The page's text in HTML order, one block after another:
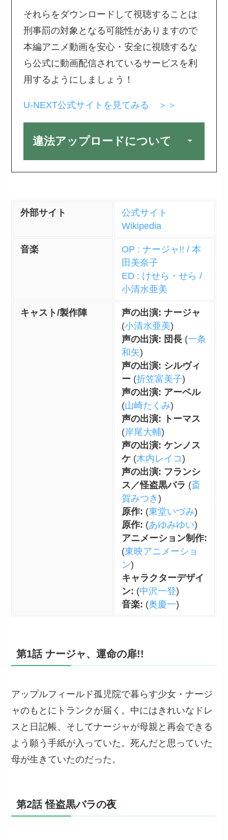
それらをダウンロードして視聴することは
刑事罰の対象となる可能性がありますので
本編アニメ動画を安心・安全に視聴するな
ら公式に動画配信されているサービスを利
用するようにしましょう！
U-NEXT公式サイトを見てみる ＞＞
違法アップロードについて
外部サイト
公式サイト
Wikipedia
音楽
OP : ナージャ!! / 本
田美奈子
ED : けせら・せら /
小清水亜美
キャスト/製作陣
声の出演: ナージャ
(小清水亜美)
声の出演: 団長(一条
和矢)
声の出演: シルヴィ
ー (折笠富美子)
声の出演: アーベル
(山崎たくみ)
声の出演: トーマス
(岸尾大輔)
声の出演: ケンノス
ケ(木内レイコ)
声の出演: フランシ
ス／怪盗黒バラ (斎
賀みつき )
原作: (東堂いづみ)
原作: (あゆみゆい)
アニメーション制作:
(東映アニメーショ
ン)
キャラクターデザイ
ン: (中沢一登)
音楽: (奥慶一)
第1話 ナージャ、運命の扉!!
アップルフィールド孤児院で暮らす少女・ナージ
ャのもとにトランクが届く。中にはきれいなドレ
スと日記帳、そしてナージャが母親と再会できる
よう願う手紙が入っていた。死んだと思っていた
母が生きていたのだった。
第2話 怪盗黒バラの夜